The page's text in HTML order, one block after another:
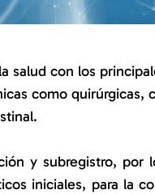
salud con los
como quirúrgicas,
y subregistro, por
iniciales, para la